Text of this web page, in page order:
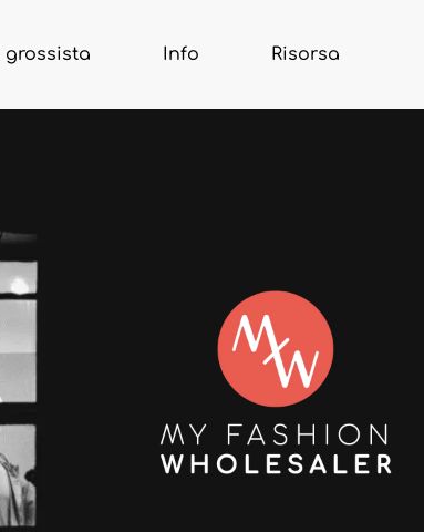
grossista Info Risorsa